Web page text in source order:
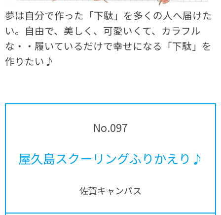
夢は自分で作った「下駄」を多くの人へ届けた
い。自由で、美しく、可愛いくて、カラフル
な・・履いているだけで幸せになる「下駄」を
作りたい♪
No.097
屋久島スクーリングふりかえり♪
佐賀キャンパス